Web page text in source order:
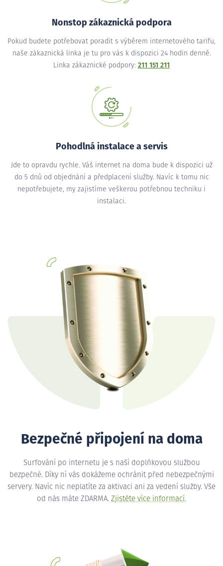
Nonstop zákaznická podpora
Pokud budete potřebovat poradit s výběrem internetového tarifu,
naše zákaznická linka je tu pro vás k dispozici 24 hodin denně.
Linka zákaznické podpory: 211 151 211
Pohodlná instalace a servis
Jde to opravdu rychle. Váš internet na doma bude k dispozici už
do 5 dnů od objednání a předplacení služby. Navíc k tomu nic
nepotřebujete, my zajistíme veškerou potřebnou techniku i
instalaci.
Bezpečné připojení na doma
Surfování po internetu je s naší doplňkovou službou
bezpečné. Díky ní vás dokážeme ochránit před nebezpečnými
servery. Navíc nic neplatíte za aktivaci ani za vedení služby. Vše
od nás máte ZDARMA. Zjistěte více informací.